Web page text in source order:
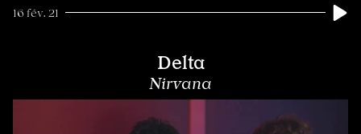
16 fév. 21
Delta
Nirvana